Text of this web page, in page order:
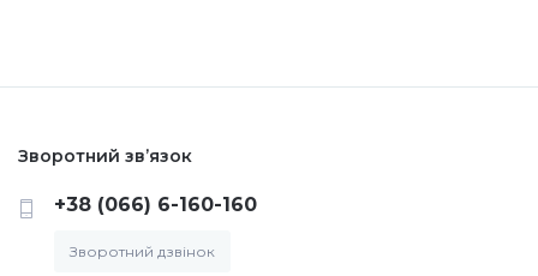
Інші прикраси
Зворотний зв’язок
+38 (066) 6-160-160
Зворотний дзвінок